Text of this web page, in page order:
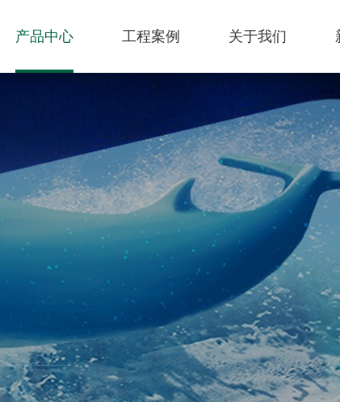
产品中心 工程案例 关于我们